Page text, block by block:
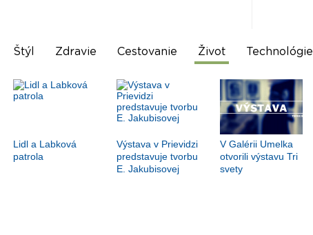
Štýl Zdravie Cestovanie Život Technológie
Lidl a Labková
patrola
Výstava v Prievidzi
predstavuje tvorbu
E. Jakubisovej
V Galérii Umelka
otvorili výstavu Tri
svety